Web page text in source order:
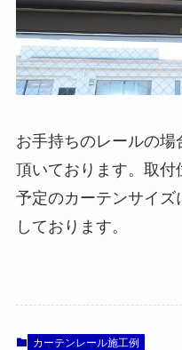
お手持ちのレールの
頂いております。取付
予定のカーテンサイ
しております。
カーテンレール施工例